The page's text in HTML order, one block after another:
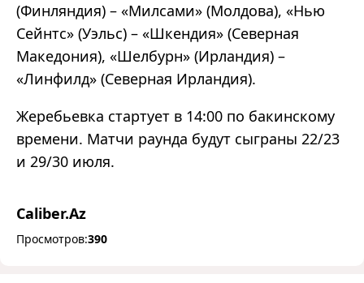
(Финляндия) – «Милсами» (Молдова), «Нью
Сейнтс» (Уэльс) – «Шкендия» (Северная
Македония), «Шелбурн» (Ирландия) –
«Линфилд» (Северная Ирландия).
Жеребьевка стартует в 14:00 по бакинскому
времени. Матчи раунда будут сыграны 22/23
и 29/30 июля.
Caliber.Az
Просмотров:390